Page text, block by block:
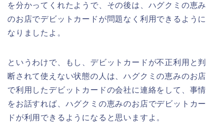
を分かってくれたようで、その後は、ハグクミの恵み
のお店でデビットカードが問題なく利用できるように
なりましたよ。
というわけで、もし、デビットカードが不正利用と判
断されて使えない状態の人は、ハグクミの恵みのお店
で利用したデビットカードの会社に連絡をして、事情
をお話すれば、ハグクミの恵みのお店でデビットカー
ドが利用できるようになると思いますよ。